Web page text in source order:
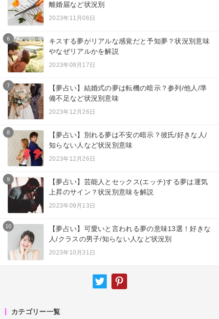
離婚届など状況別
2023年11月06日
6
キスする夢がリアルな感覚だと予知夢？状況別意味
やなぜリアルかを解説
2023年08月17日
7
【夢占い】結婚式の夢は転機の暗示？参列/他人/準
備不足など状況別意味
2023年12月26日
8
【夢占い】別れる夢は不安の暗示？彼氏/好きな人/
知らない人など状況別意味
2023年12月26日
9
【夢占い】芸能人とセックス(エッチ)する夢は運気
上昇のサイン？状況別意味を解説
2023年09月13日
10
【夢占い】可愛いと言われる夢の意味13選！好きな
人/クラスの男子/知らない人など状況別
2023年10月31日
カテゴリー一覧